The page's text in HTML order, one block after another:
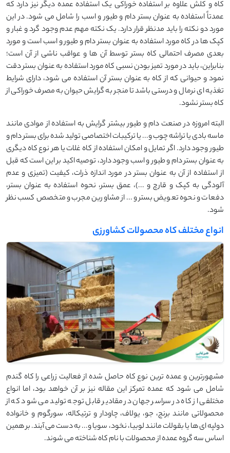
کاه و کلش علاوه بر استفاده خوراکی یک استفاده عمده دیگر نیز دارد که
عمدتاً استفاده به عنوان بستر دام و طیور و اسب را شامل می شود. در این
مورد دو نکته را باید مدنظر قرار دارد. یک نکته مهم عدم وجود گرد و غبار و
کپک ها در کاه مورد استفاده به عنوان بستر دام و طیور و اسب است و مورد
بعدی مصرف احتمالی کاه بستر توسط آن ها و عواقب ناشی از آن است؛
بنابراین، باید در مورد تمیز بودن نسبی کاه مورد استفاده به عنوان بستر دقت
نمود و حیوانی که از کاه به عنوان بستر آن استفاده می شود، دارای شرایط
تغذیه ای نرمال و درستی باشد تا منجر به گرایش حیوان به مصرف خوراکی از
کاه بستر نشود.
البته امروزه در صنعت دام و طیور بیشتر گرایش به استفاده از موادی مانند
ماسه بادی یا تراشه چوب و... یا ترکیبات اختصاصی تولید شده برای بستر دام و
طیور وجود دارد. اگر تمایل و امکان استفاده از کاه غلات یا هر نوع کاه دیگری
به عنوان بستر دام و طیور و اسب وجود دارد، توصیه اکید بر این است که قبل
از استفاده از آن به عنوان بستر در مورد اندازه ذرات، کیفیت (تمیزی و عدم
آلودگی به کپک و قارچ و ...)، عمق بستر، نحوه استفاده به عنوان بستر،
دفعات و نحوه تعویض بستر و... از مشاورین مجرب و متخصص کسب نظر
شود.
انواع مختلف کاه محصولات کشاورزی
مشهورترین و عمده ترین نوع کاه حاصل شده از فعالیت زراعی را کاه گندم
شامل می شود که عمده تمرکز این مقاله نیز بر آن خواهد بود، اما انواع
مختلفی از کاه در سراسر جهان در مقادیر قابل توجه تولید می شود که از
محصولاتی مانند برنج، جو، یولاف، چاودار و ترتیکاله، سورگوم و خانواده
دولپه ای ها یا بقولات مانند لوبیا، نخود، سویا و... به دست می آیند. بر همین
اساس سه گروه عمده از محصولات با نام کاه شناخته می شوند.